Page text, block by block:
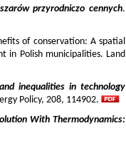
przyrodniczo cennych.
of conservation: A spatial
in Polish municipalities. Land
inequalities in technology
Policy, 208, 114902.
With Thermodynamics: